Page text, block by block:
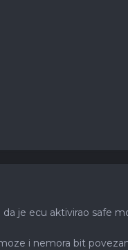
je ecu aktivirao safe
i nemora bit